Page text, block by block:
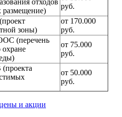
отходов
размещение)
руб.
зоны)
от 170.000
руб.
(перечень
от 75.000
руб.
от 50.000
руб.
и акции